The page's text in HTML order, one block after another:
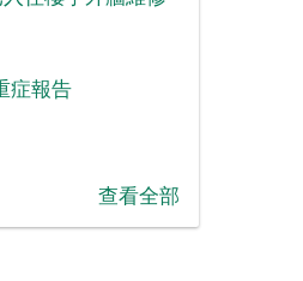
症報告
查看全部